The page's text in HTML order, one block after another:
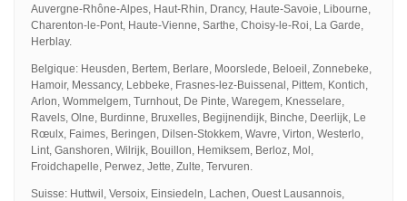
Auvergne-Rhône-Alpes, Haut-Rhin, Drancy, Haute-Savoie, Libourne,
Charenton-le-Pont, Haute-Vienne, Sarthe, Choisy-le-Roi, La Garde,
Herblay.
Belgique: Heusden, Bertem, Berlare, Moorslede, Beloeil, Zonnebeke,
Hamoir, Messancy, Lebbeke, Frasnes-lez-Buissenal, Pittem, Kontich,
Arlon, Wommelgem, Turnhout, De Pinte, Waregem, Knesselare,
Ravels, Olne, Burdinne, Bruxelles, Begijnendijk, Binche, Deerlijk, Le
Rœulx, Faimes, Beringen, Dilsen-Stokkem, Wavre, Virton, Westerlo,
Lint, Ganshoren, Wilrijk, Bouillon, Hemiksem, Berloz, Mol,
Froidchapelle, Perwez, Jette, Zulte, Tervuren.
Suisse: Huttwil, Versoix, Einsiedeln, Lachen, Ouest Lausannois,